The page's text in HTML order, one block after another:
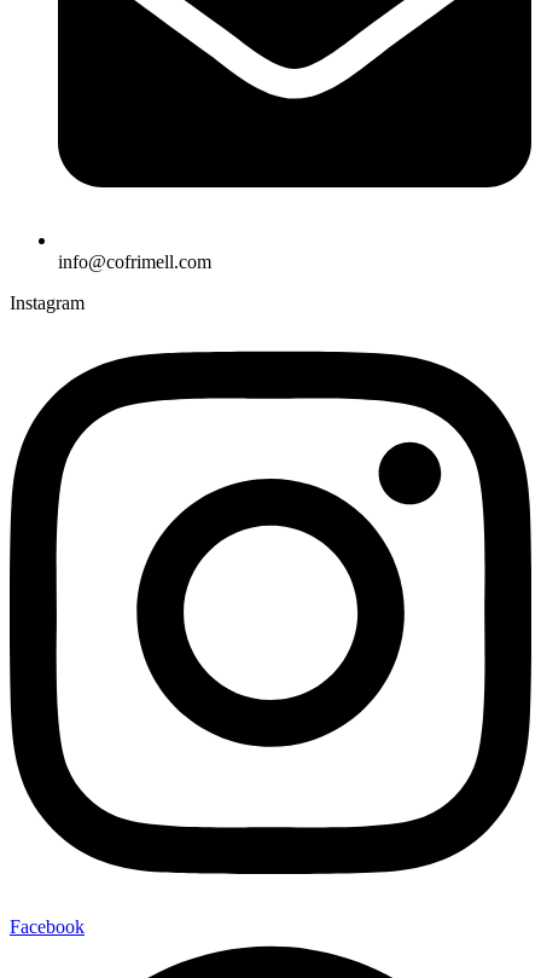
info@cofrimell.com
Instagram
Facebook